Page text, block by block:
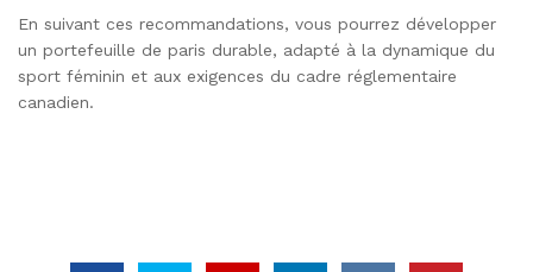
En suivant ces recommandations, vous pourrez développer
un portefeuille de paris durable, adapté à la dynamique du
sport féminin et aux exigences du cadre réglementaire
canadien.